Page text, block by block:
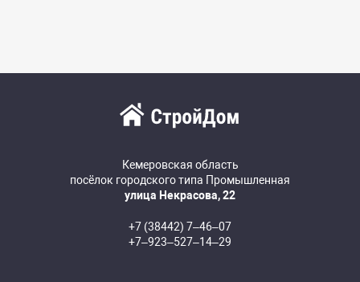
Кемеровская область
посёлок городского типа Промышленная
улица Некрасова, 22
+7 (38442) 7‒46‒07
+7‒923‒527‒14‒29